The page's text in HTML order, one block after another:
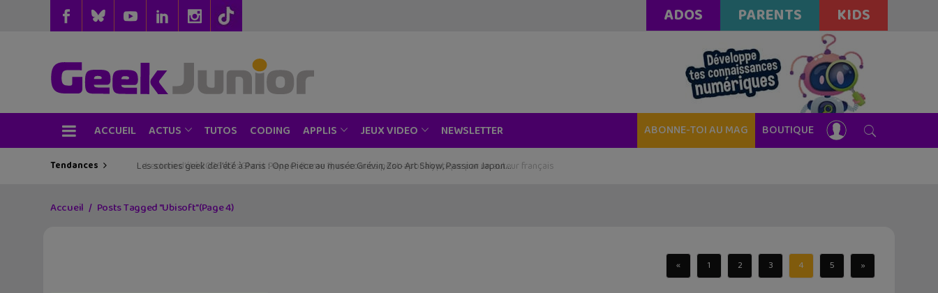
ADOS PARENTS KIDS
ACCUEIL ACTUS TUTOS CODING APPLIS JEUX VIDEO NEWSLETTER ABONNE-TOI AU MAG BOUTIQUE
Tendances Les sorties geek de l’été à Paris : One Piece au musée Grévin, Zoo Art Show, Passion Japon…
Accueil Posts Tagged "Ubisoft"(Page 4)
« 1 2 3 4 5 »